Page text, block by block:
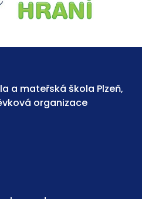
a mateřská škola Plzeň,
organizace